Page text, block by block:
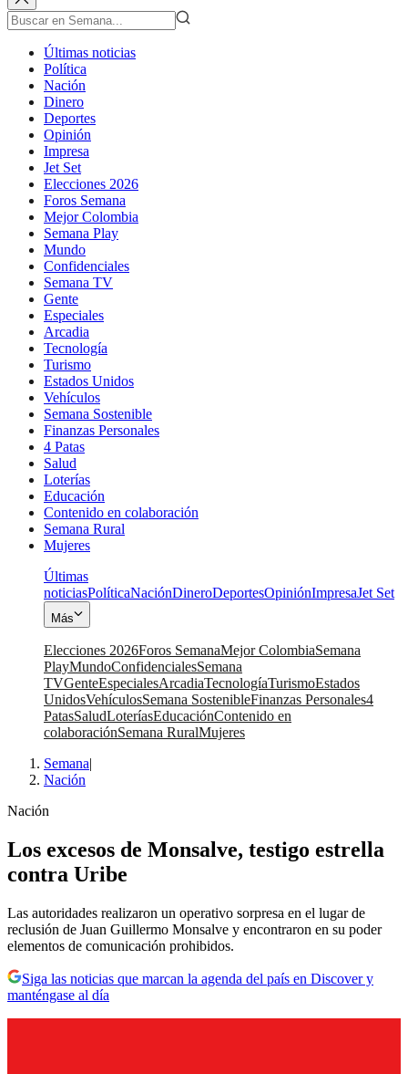
Últimas noticias
Política
Nación
Dinero
Deportes
Opinión
Impresa
Jet Set
Elecciones 2026
Foros Semana
Mejor Colombia
Semana Play
Mundo
Confidenciales
Semana TV
Gente
Especiales
Arcadia
Tecnología
Turismo
Estados Unidos
Vehículos
Semana Sostenible
Finanzas Personales
4 Patas
Salud
Loterías
Educación
Contenido en colaboración
Semana Rural
Mujeres
Últimas
noticiasPolíticaNaciónDineroDeportesOpiniónImpresaJet Set
Más
Elecciones 2026Foros SemanaMejor ColombiaSemana
PlayMundoConfidencialesSemana
TVGenteEspecialesArcadiaTecnologíaTurismoEstados
UnidosVehículosSemana SostenibleFinanzas Personales4
PatasSaludLoteríasEducaciónContenido en
colaboraciónSemana RuralMujeres
Semana|
Nación
Nación
Los excesos de Monsalve, testigo estrella
contra Uribe
Las autoridades realizaron un operativo sorpresa en el lugar de
reclusión de Juan Guillermo Monsalve y encontraron en su poder
elementos de comunicación prohibidos.
Siga las noticias que marcan la agenda del país en Discover y
manténgase al día